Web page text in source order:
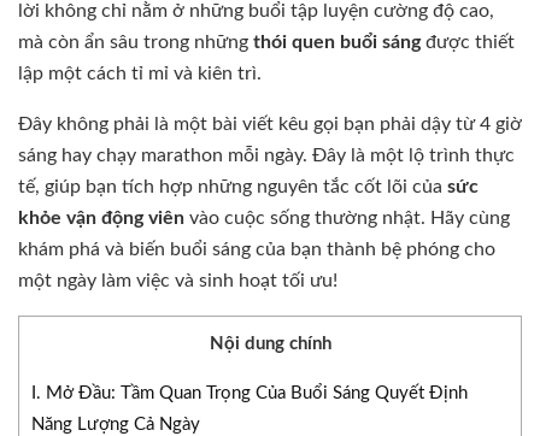
lời không chỉ nằm ở những buổi tập luyện cường độ cao,
mà còn ẩn sâu trong những thói quen buổi sángđược thiết
lập một cách tỉ mỉ và kiên trì.
Đây không phải là một bài viết kêu gọi bạn phải dậy từ 4 giờ
sáng hay chạy marathon mỗi ngày. Đây là một lộ trình thực
tế, giúp bạn tích hợp những nguyên tắc cốt lõi của sức
khỏe vận động viên vào cuộc sống thường nhật. Hãy cùng
khám phá và biến buổi sáng của bạn thành bệ phóng cho
một ngày làm việc và sinh hoạt tối ưu!
Nội dung chính
I. Mở Đầu: Tầm Quan Trọng Của Buổi Sáng Quyết Định
Năng Lượng Cả Ngày